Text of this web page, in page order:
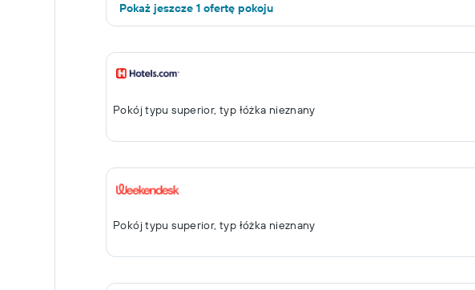
Pokaż jeszcze 1 ofertę pokoju
Pokój typu superior, typ łóżka nieznany
Pokój typu superior, typ łóżka nieznany